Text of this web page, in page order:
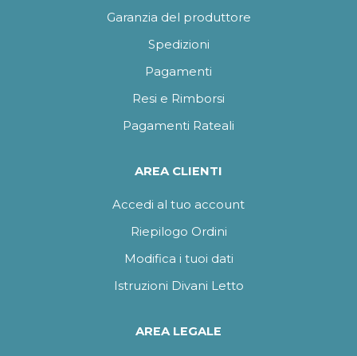
Garanzia del produttore
Spedizioni
Pagamenti
Resi e Rimborsi
Pagamenti Rateali
AREA CLIENTI
Accedi al tuo account
Riepilogo Ordini
Modifica i tuoi dati
Istruzioni Divani Letto
AREA LEGALE